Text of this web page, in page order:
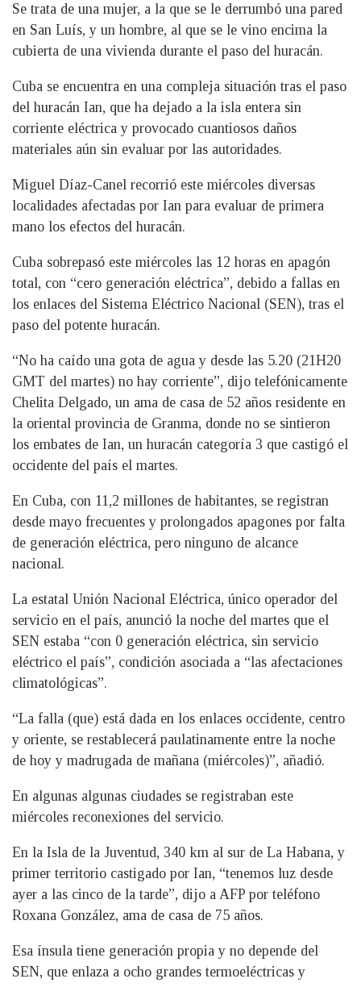
Se trata de una mujer, a la que se le derrumbó una pared
en San Luís, y un hombre, al que se le vino encima la
cubierta de una vivienda durante el paso del huracán.
Cuba se encuentra en una compleja situación tras el paso
del huracán Ian, que ha dejado a la isla entera sin
corriente eléctrica y provocado cuantiosos daños
materiales aún sin evaluar por las autoridades.
Miguel Díaz-Canel recorrió este miércoles diversas
localidades afectadas por Ian para evaluar de primera
mano los efectos del huracán.
Cuba sobrepasó este miércoles las 12 horas en apagón
total, con “cero generación eléctrica”, debido a fallas en
los enlaces del Sistema Eléctrico Nacional (SEN), tras el
paso del potente huracán.
“No ha caído una gota de agua y desde las 5.20 (21H20
GMT del martes) no hay corriente”, dijo telefónicamente
Chelita Delgado, un ama de casa de 52 años residente en
la oriental provincia de Granma, donde no se sintieron
los embates de Ian, un huracán categoría 3 que castigó el
occidente del país el martes.
En Cuba, con 11,2 millones de habitantes, se registran
desde mayo frecuentes y prolongados apagones por falta
de generación eléctrica, pero ninguno de alcance
nacional.
La estatal Unión Nacional Eléctrica, único operador del
servicio en el país, anunció la noche del martes que el
SEN estaba “con 0 generación eléctrica, sin servicio
eléctrico el país”, condición asociada a “las afectaciones
climatológicas”.
“La falla (que) está dada en los enlaces occidente, centro
y oriente, se restablecerá paulatinamente entre la noche
de hoy y madrugada de mañana (miércoles)”, añadió.
En algunas algunas ciudades se registraban este
miércoles reconexiones del servicio.
En la Isla de la Juventud, 340 km al sur de La Habana, y
primer territorio castigado por Ian, “tenemos luz desde
ayer a las cinco de la tarde”, dijo a AFP por teléfono
Roxana González, ama de casa de 75 años.
Esa ínsula tiene generación propia y no depende del
SEN, que enlaza a ocho grandes termoeléctricas y